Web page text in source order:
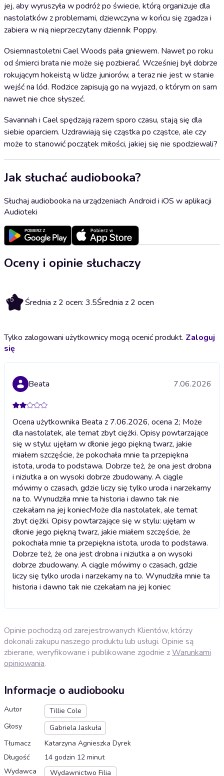
jej, aby wyruszyła w podróż po świecie, którą organizuje dla
nastolatków z problemami, dziewczyna w końcu się zgadza i
zabiera w nią nieprzeczytany dziennik Poppy.
Osiemnastoletni Cael Woods pała gniewem. Nawet po roku
od śmierci brata nie może się pozbierać. Wcześniej był dobrze
rokującym hokeistą w lidze juniorów, a teraz nie jest w stanie
wejść na lód. Rodzice zapisują go na wyjazd, o którym on sam
nawet nie chce słyszeć.
Savannah i Cael spędzają razem sporo czasu, stają się dla
siebie oparciem. Uzdrawiają się cząstka po cząstce, ale czy
może to stanowić początek miłości, jakiej się nie spodziewali?
Jak słuchać audiobooka?
Słuchaj audiobooka na urządzeniach Android i iOS w aplikacji
Audioteki
Oceny i opinie słuchaczy
3.5 Średnia z 2 ocen: 3.5Średnia z 2 ocen
Tylko zalogowani użytkownicy mogą ocenić produkt. Zaloguj
się
Beata 7.06.2026
Ocena użytkownika Beata z 7.06.2026, ocena 2; Może
dla nastolatek, ale temat zbyt ciężki. Opisy powtarzające
się w stylu: ujęłam w dłonie jego piękną twarz, jakie
miałem szczęście, że pokochała mnie ta przepiękna
istota, uroda to podstawa. Dobrze też, że ona jest drobna
i niziutka a on wysoki dobrze zbudowany. A ciągle
mówimy o czasach, gdzie liczy się tylko uroda i narzekamy
na to. Wynudziła mnie ta historia i dawno tak nie
czekałam na jej koniecMoże dla nastolatek, ale temat
zbyt ciężki. Opisy powtarzające się w stylu: ujęłam w
dłonie jego piękną twarz, jakie miałem szczęście, że
pokochała mnie ta przepiękna istota, uroda to podstawa.
Dobrze też, że ona jest drobna i niziutka a on wysoki
dobrze zbudowany. A ciągle mówimy o czasach, gdzie
liczy się tylko uroda i narzekamy na to. Wynudziła mnie ta
historia i dawno tak nie czekałam na jej koniec
Opinie pochodzą od zarejestrowanych Klientów, którzy
dokonali zakupu naszego produktu lub usługi. Opinie są
zbierane, weryfikowane i publikowane zgodnie zWarunkami
opiniowania.
Informacje o audiobooku
Autor
Tillie Cole
Głosy
Gabriela Jaskuła
Tłumacz
Katarzyna Agnieszka Dyrek
Długość
14 godzin 12 minut
Wydawca
Wydawnictwo Filia